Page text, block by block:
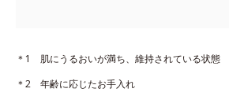
＊1 肌にうるおいが満ち、維持されている状態
＊2 年齢に応じたお手入れ